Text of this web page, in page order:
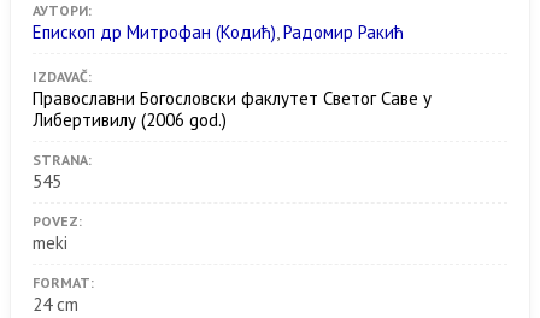
АУТОРИ:
Епископ др Митрофан (Кодић),Радомир Ракић
IZDAVAČ:
Православни Богословски факлутет Светог Саве у
Либертивилу (2006 god.)
STRANA:
545
POVEZ:
meki
FORMAT:
24 cm